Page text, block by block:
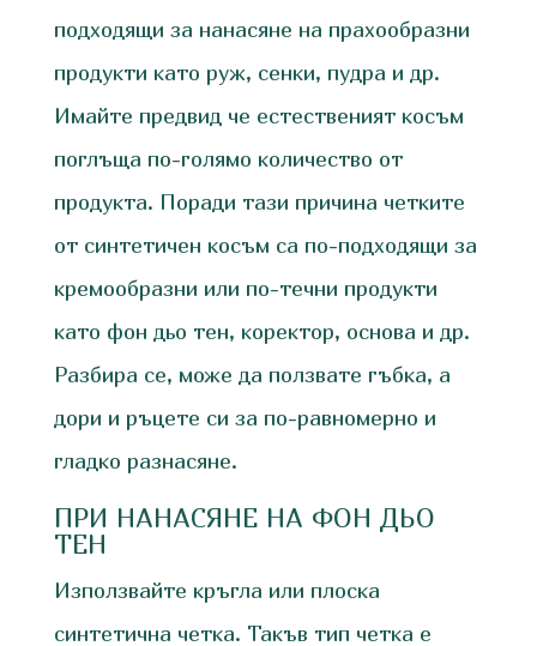
подходящи за нанасяне на прахообразни
продукти като руж, сенки, пудра и др.
Имайте предвид че естественият косъм
поглъща по-голямо количество от
продукта. Поради тази причина четките
от синтетичен косъм са по-подходящи за
кремообразни или по-течни продукти
като фон дьо тен, коректор, основа и др.
Разбира се, може да ползвате гъбка, а
дори и ръцете си за по-равномерно и
гладко разнасяне.
ПРИ НАНАСЯНЕ НА ФОН ДЬО
ТЕН
Използвайте кръгла или плоска
синтетична четка. Такъв тип четка е